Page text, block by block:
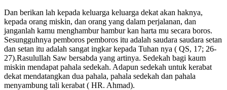
Dan berikan lah kepada keluarga keluarga dekat akan haknya,
kepada orang miskin, dan orang yang dalam perjalanan, dan
janganlah kamu menghambur hambur kan harta mu secara boros.
Sesungguhnya pemboros pemboros itu adalah saudara saudara setan
dan setan itu adalah sangat ingkar kepada Tuhan nya ( QS, 17; 26-
27).Rasulullah Saw bersabda yang artinya. Sedekah bagi kaum
miskin mendapat pahala sedekah. Adapun sedekah untuk kerabat
dekat mendatangkan dua pahala, pahala sedekah dan pahala
menyambung tali kerabat ( HR. Ahmad).